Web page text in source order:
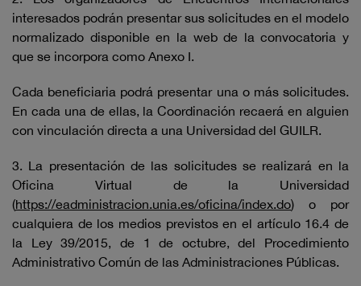
interesados podrán presentar sus solicitudes en el modelo
normalizado disponible en la web de la convocatoria y
que se incorpora como Anexo I.
Cada beneficiaria podrá presentar una o más solicitudes.
En cada una de ellas, la Coordinación recaerá en alguien
con vinculación directa a una Universidad del GUILR.
3. La presentación de las solicitudes se realizará en la
Oficina Virtual de la Universidad
(https://eadministracion.unia.es/oficina/index.do) o por
cualquiera de los medios previstos en el artículo 16.4 de
la Ley 39/2015, de 1 de octubre, del Procedimiento
Administrativo Común de las Administraciones Públicas.